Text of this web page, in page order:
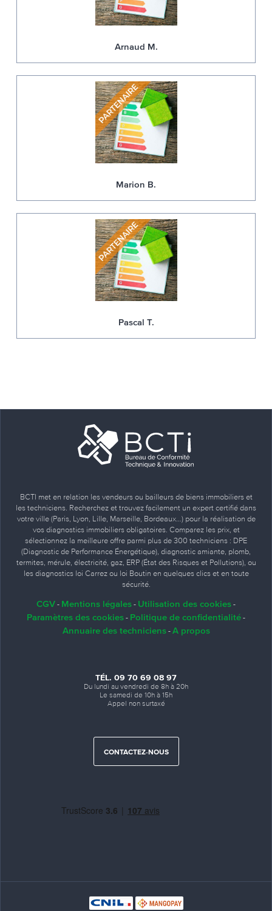
Arnaud M.
Marion B.
Pascal T.
BCTI met en relation les vendeurs ou bailleurs de biens immobiliers et
les techniciens. Recherchez et trouvez facilement un expert certifié dans
votre ville (Paris, Lyon, Lille, Marseille, Bordeaux…) pour la réalisation de
vos diagnostics immobiliers obligatoires. Comparez les prix, et
sélectionnez la meilleure offre parmi plus de 300 techniciens : DPE
(Diagnostic de Performance Énergétique), diagnostic amiante, plomb,
termites, mérule, électricité, gaz, ERP (État des Risques et Pollutions), ou
les diagnostics loi Carrez ou loi Boutin en quelques clics et en toute
sécurité.
CGV - Mentions légales - Utilisation des cookies -
Paramètres des cookies - Politique de confidentialité -
Annuaire des techniciens- A propos
TÉL. 09 70 69 08 97
Du lundi au vendredi de 8h à 20h
Le samedi de 10h à 15h
Appel non surtaxé
CONTACTEZ-NOUS